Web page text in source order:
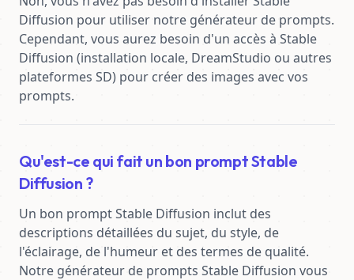
Diffusion pour utiliser notre générateur de prompts.
Cependant, vous aurez besoin d'un accès à Stable
Diffusion (installation locale, DreamStudio ou autres
plateformes SD) pour créer des images avec vos
prompts.
Qu'est-ce qui fait un bon prompt Stable
Diffusion ?
Un bon prompt Stable Diffusion inclut des
descriptions détaillées du sujet, du style, de
l'éclairage, de l'humeur et des termes de qualité.
Notre générateur de prompts Stable Diffusion vous